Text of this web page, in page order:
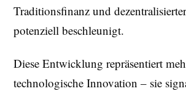
Traditionsfinanz und
potenziell beschleunigt.
Diese Entwicklung repräsentiert
technologische Innovation – sie